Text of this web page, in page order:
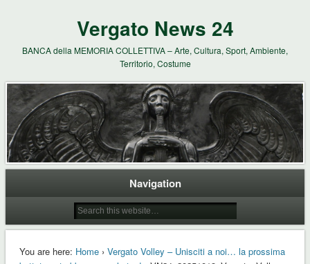
Vergato News 24
BANCA della MEMORIA COLLETTIVA – Arte, Cultura, Sport, Ambiente,
Territorio, Costume
Navigation
You are here: Home› Vergato Volley – Unisciti a noi… la prossima